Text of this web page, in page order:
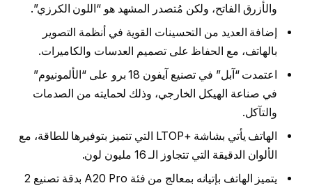
والأزرق الفاتح، ولكن مُتصدر المشهد هو “اللون الكرزي”.
إضافة العديد من التحسينات القوية في أنظمة التصوير
بالهاتف، مع الحفاظ على تصميم العدسات والكاميرات.
اعتمدت “آبل” في تصنيع آيفون 18 برو على “الألمونيوم”
في صناعة الهيكل الخارجي، وذلك لحمايته من الصدمات
والتآكل.
الهاتف يأتي بشاشة +LTOP التي تتميز بتوفيرها للطاقة، مع
الألوان الدقيقة التي تتجاوز الـ 16 مليون لون.
يتميز الهاتف بإتيانه بمعالج من فئة A20 Pro بدقة تصنيع 2